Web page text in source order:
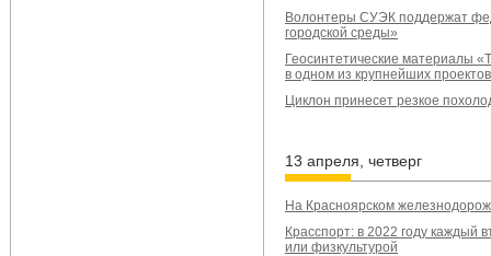
Волонтеры СУЭК поддержат
городской среды»
Геосинтетические материалы
в одном из крупнейших
Циклон принесет резкое
13 апреля, четверг
На Красноярском
Красспорт: в 2022 году каждый
или физкультурой